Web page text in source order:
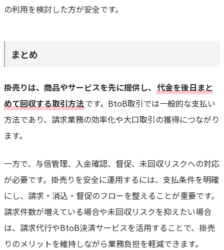
の利用を検討した方が安全です。
まとめ
掛売りは、商品やサービスを先に提供し、 代金を後日まと
めて回収する取引方法です。BtoB取引では一般的な支払い
方法であり、請求業務の効率化や大口取引の獲得につながり
ます。
一方で、与信管理、入金確認、督促、未回収リスクへの対応
が必要です。掛売りを安全に運用するには、支払条件を明確
にし、請求・消込・督促のフローを整えることが重要です。
請求件数が増えている場合や未回収リスクを抑えたい場合
は、請求代行やBtoB決済サービスを活用することで、掛売
りのメリットを維持しながら業務負担を軽減できます。